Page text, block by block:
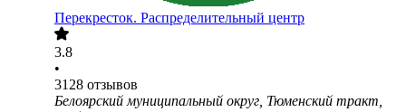
Перекресток. Распределительный центр
3.8
•
3128 отзывов
Белоярский муниципальный округ, Тюменский тракт,